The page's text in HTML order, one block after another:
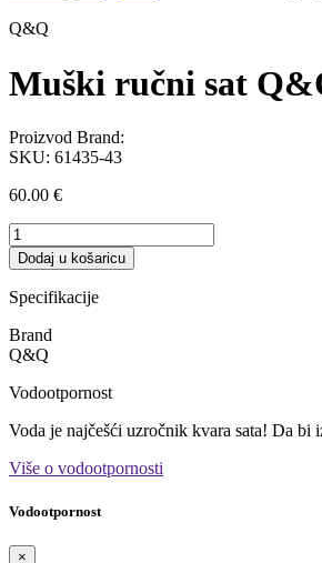
Q&Q
Muški ručni sat
SKU: 61435-43
Proizvod Brand:
60.00 €
Muški
ručni
sat
Q&Q
C23A
001
količina
Dodaj u košaricu
Specifikacije
Brand
Q&Q
Vodootpornost
Voda je najčešći uzročnik kvara sata! Da bi
Više o vodootpornosti
Vodootpornost
×